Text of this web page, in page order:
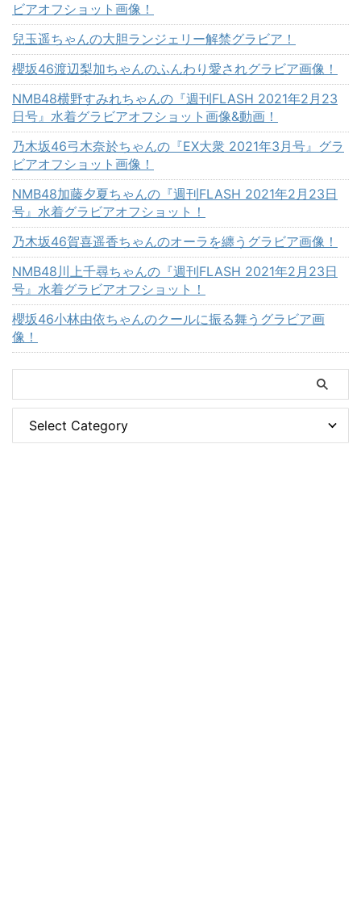
ビアオフショット画像！
兒玉遥ちゃんの大胆ランジェリー解禁グラビア！
櫻坂46渡辺梨加ちゃんのふんわり愛されグラビア画像！
NMB48横野すみれちゃんの『週刊FLASH 2021年2月23
日号』水着グラビアオフショット画像&動画！
乃木坂46弓木奈於ちゃんの『EX大衆 2021年3月号』グラ
ビアオフショット画像！
NMB48加藤夕夏ちゃんの『週刊FLASH 2021年2月23日
号』水着グラビアオフショット！
乃木坂46賀喜遥香ちゃんのオーラを纏うグラビア画像！
NMB48川上千尋ちゃんの『週刊FLASH 2021年2月23日
号』水着グラビアオフショット！
櫻坂46小林由依ちゃんのクールに振る舞うグラビア画
像！